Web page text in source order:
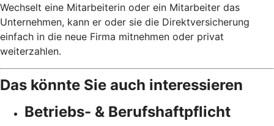
Wechselt eine Mitarbeiterin oder ein Mitarbeiter das
Unternehmen, kann er oder sie die Direktversicherung
einfach in die neue Firma mitnehmen oder privat
weiterzahlen.
Das könnte Sie auch interessieren
Betriebs- & Berufshaftpflicht